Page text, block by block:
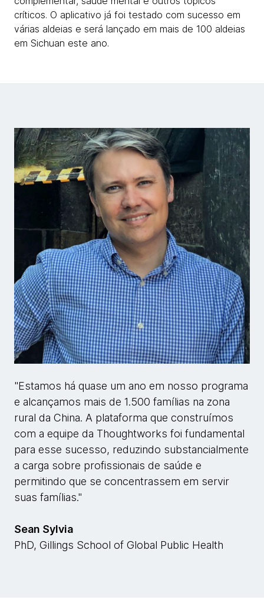
críticos. O aplicativo já foi testado com sucesso em
várias aldeias e será lançado em mais de 100 aldeias
em Sichuan este ano.
"Estamos há quase um ano em nosso programa
e alcançamos mais de 1.500 famílias na zona
rural da China. A plataforma que construímos
com a equipe da Thoughtworks foi fundamental
para esse sucesso, reduzindo substancialmente
a carga sobre profissionais de saúde e
permitindo que se concentrassem em servir
suas famílias."
Sean Sylvia
PhD, Gillings School of Global Public Health